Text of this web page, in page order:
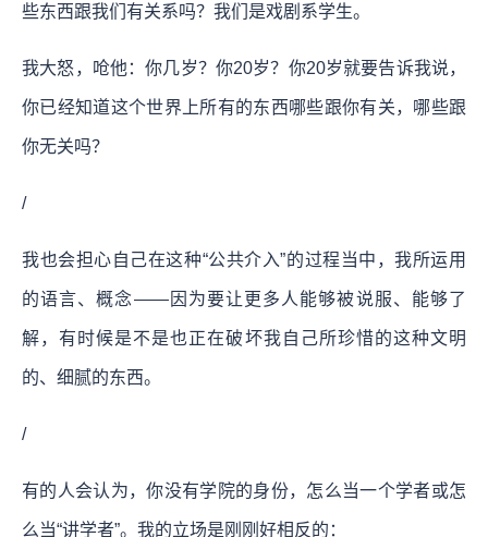
些东西跟我们有关系吗？我们是戏剧系学生。
我大怒，呛他：你几岁？你20岁？你20岁就要告诉我说，
你已经知道这个世界上所有的东西哪些跟你有关，哪些跟
你无关吗？
/
我也会担心自己在这种“公共介入”的过程当中，我所运用
的语言、概念——因为要让更多人能够被说服、能够了
解，有时候是不是也正在破坏我自己所珍惜的这种文明
的、细腻的东西。
/
有的人会认为，你没有学院的身份，怎么当一个学者或怎
么当“讲学者”。我的立场是刚刚好相反的：